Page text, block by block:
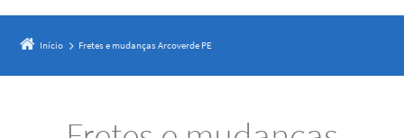
Início Fretes e mudanças Arcoverde PE